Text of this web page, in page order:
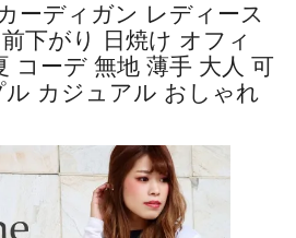
ーディガン レディース
下がり 日焼け オフィ
コーデ 無地 薄手 大人 可
カジュアル おしゃれ